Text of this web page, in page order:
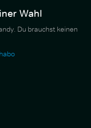
Wahl
Du brauchst keinen